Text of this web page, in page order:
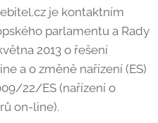
je kontaktním
parlamentu a Rady
2013 o řešení
a o změně nařízení (ES)
22/ES (nařízení o
on-line).